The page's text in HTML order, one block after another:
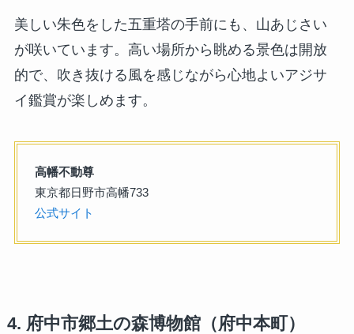
美しい朱色をした五重塔の手前にも、山あじさい
が咲いています。高い場所から眺める景色は開放
的で、吹き抜ける風を感じながら心地よいアジサ
イ鑑賞が楽しめます。
高幡不動尊
東京都日野市高幡733
公式サイト
4. 府中市郷土の森博物館（府中本町）